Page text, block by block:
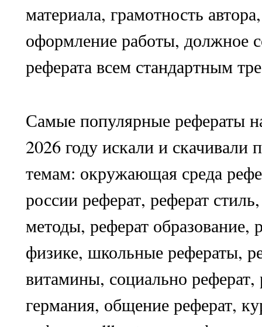
материала, грамотность
оформление работы, должное
реферата всем стандартным
Самые популярные рефераты
2026 году искали и
темам: окружающая среда
россии реферат, реферат
методы, реферат образование,
физике, школьные рефераты,
витамины, социально реферат,
германия, общение реферат,